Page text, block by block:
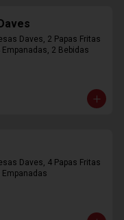
Daves, 2 Papas Fritas
Empanadas, 2 Bebidas
Daves, 4 Papas Fritas
Empanadas